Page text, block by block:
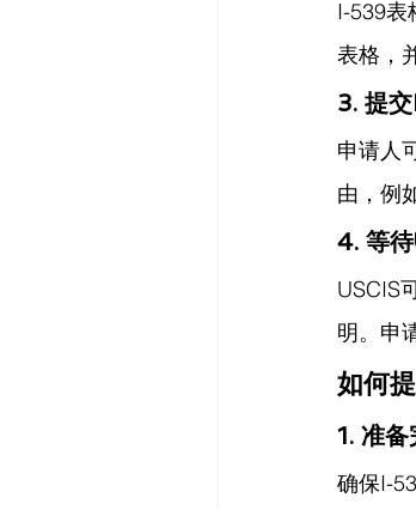
I-539表
表格，
3. 提
申请人
由，例
4. 等
USCIS
明。申
如何
1. 准
确保I-